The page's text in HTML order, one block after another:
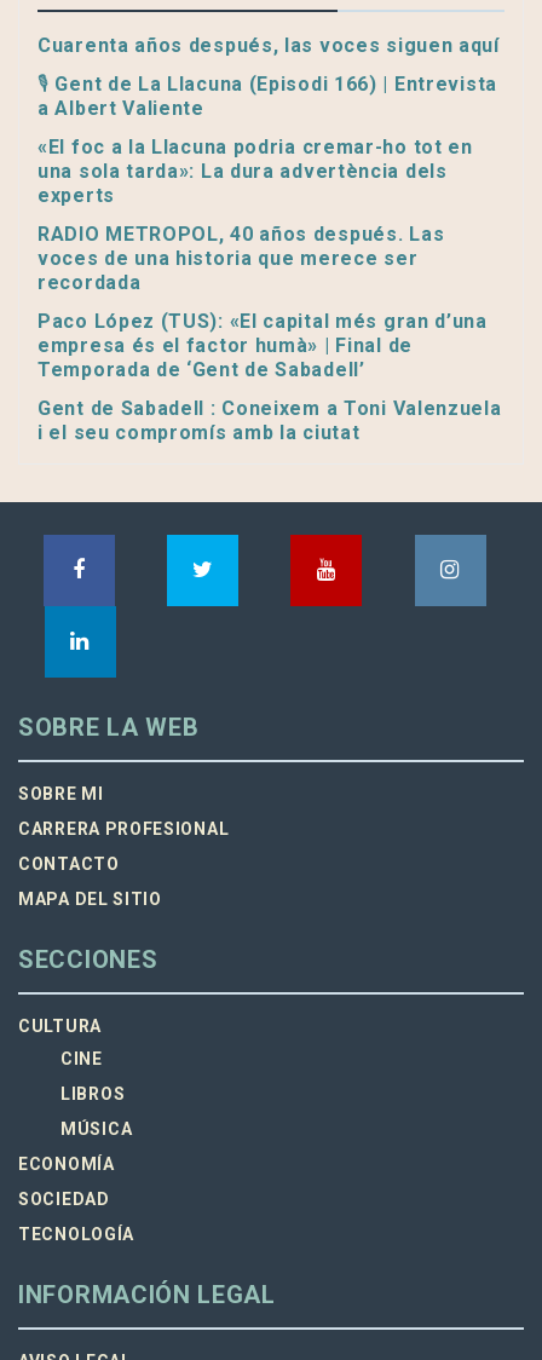
Cuarenta años después, las voces siguen aquí
🎙️ Gent de La Llacuna (Episodi 166) | Entrevista
a Albert Valiente
«El foc a la Llacuna podria cremar-ho tot en
una sola tarda»: La dura advertència dels
experts
RADIO METROPOL, 40 años después. Las
voces de una historia que merece ser
recordada
Paco López (TUS): «El capital més gran d’una
empresa és el factor humà» | Final de
Temporada de ‘Gent de Sabadell’
Gent de Sabadell : Coneixem a Toni Valenzuela
i el seu compromís amb la ciutat
SOBRE LA WEB
SOBRE MI
CARRERA PROFESIONAL
CONTACTO
MAPA DEL SITIO
SECCIONES
CULTURA
CINE
LIBROS
MÚSICA
ECONOMÍA
SOCIEDAD
TECNOLOGÍA
INFORMACIÓN LEGAL